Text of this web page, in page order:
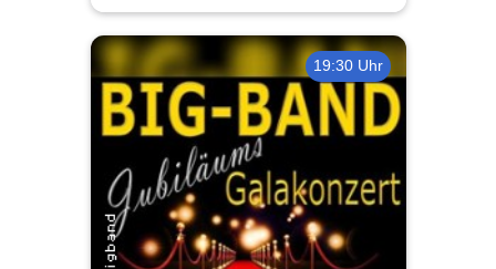
19:30 Uhr